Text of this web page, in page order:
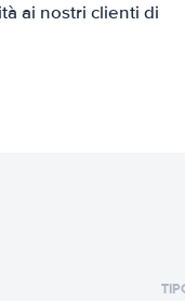
ai nostri clienti di